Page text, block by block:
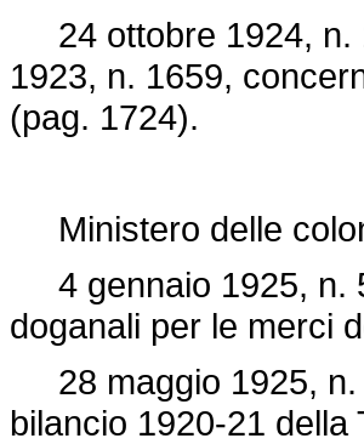
24 ottobre 1924, n.
1923, n. 1659,
(pag. 1724).
Ministero delle
4 gennaio 1925, n.
doganali per le merci
28 maggio 1925, n.
bilancio 1920-21 della